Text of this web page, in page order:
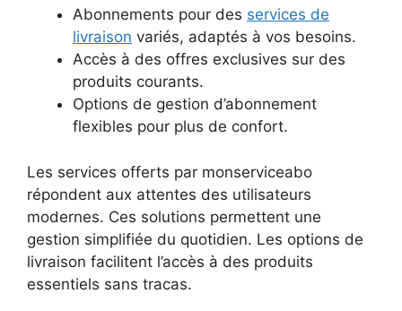
Abonnements pour des services de
livraison variés, adaptés à vos besoins.
Accès à des offres exclusives sur des
produits courants.
Options de gestion d’abonnement
flexibles pour plus de confort.
Les services offerts par monserviceabo
répondent aux attentes des utilisateurs
modernes. Ces solutions permettent une
gestion simplifiée du quotidien. Les options de
livraison facilitent l’accès à des produits
essentiels sans tracas.